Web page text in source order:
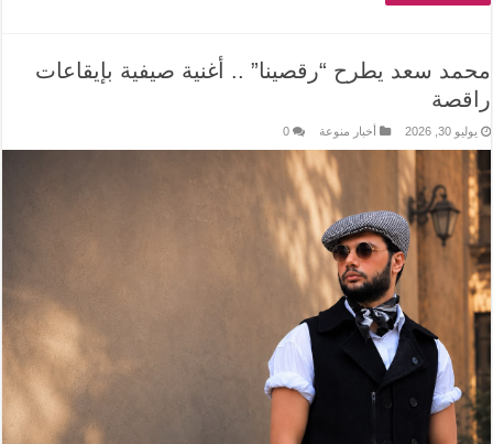
محمد سعد يطرح “رقصينا” .. أغنية صيفية بإيقاعات
راقصة
يوليو 30, 2026 أخبار منوعة 0